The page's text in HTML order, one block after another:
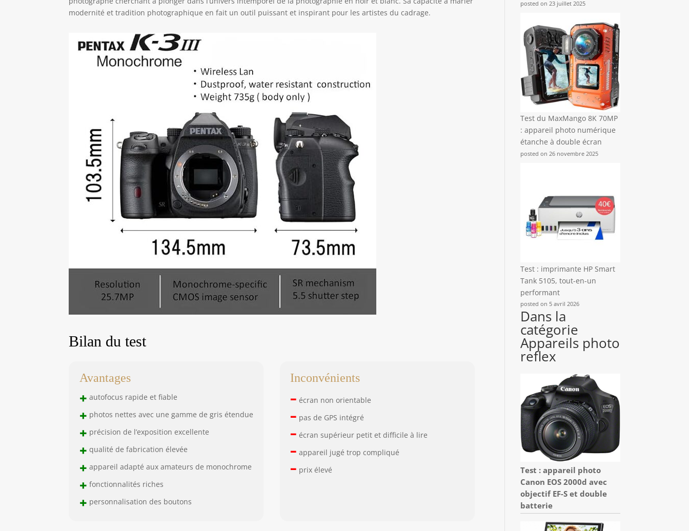
modernité et tradition photographique en fait un outil puissant et inspirant pour les artistes du cadrage.
Bilan du test
Avantages
+ autofocus rapide et fiable
+ photos nettes avec une gamme de gris étendue
+ précision de l’exposition excellente
+ qualité de fabrication élevée
+ appareil adapté aux amateurs de monochrome
+ fonctionnalités riches
+ personnalisation des boutons
Inconvénients
– écran non orientable
– pas de GPS intégré
– écran supérieur petit et difficile à lire
– appareil jugé trop compliqué
– prix élevé
posted on 23 juillet 2025
Test du MaxMango 8K 70MP
: appareil photo numérique
étanche à double écran
posted on 26 novembre 2025
Test : imprimante HP Smart
Tank 5105, tout-en-un
performant
posted on 5 avril 2026
Dans la
catégorie
Appareils photo
reflex
Test : appareil photo
Canon EOS 2000d avec
objectif EF-S et double
batterie